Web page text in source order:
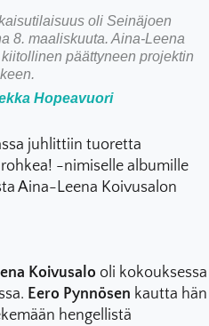
oli Seinäjoen
8. maaliskuuta. Aina-Leena
päättyneen projektin
Hopeavuori
juhlittiin tuoretta
-nimiselle albumille
Aina-Leena Koivusalon
Koivusalo oli kokouksessa
Eero Pynnösen kautta hän
hengellistä